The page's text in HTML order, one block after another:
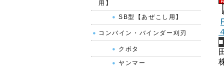
用】
SB型【あぜこし用】
コンバイン・バインダー刈刃
クボタ
ヤンマー